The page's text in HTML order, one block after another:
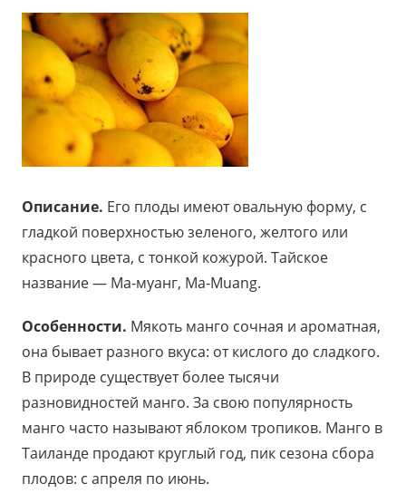
Описание. Его плоды имеют овальную форму, с
гладкой поверхностью зеленого, желтого или
красного цвета, с тонкой кожурой. Тайское
название — Ма-муанг, Ma-Muang.
Особенности. Мякоть манго сочная и ароматная,
она бывает разного вкуса: от кислого до сладкого.
В природе существует более тысячи
разновидностей манго. За свою популярность
манго часто называют яблоком тропиков. Манго в
Таиланде продают круглый год, пик сезона сбора
плодов: с апреля по июнь.